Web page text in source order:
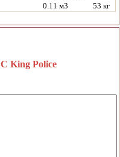
0.11 м3 53 кг
King Police